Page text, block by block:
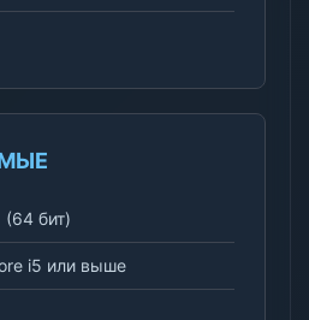
(64 бит)
i5 или выше